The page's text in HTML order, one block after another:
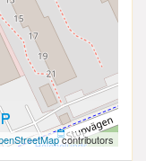
contributors